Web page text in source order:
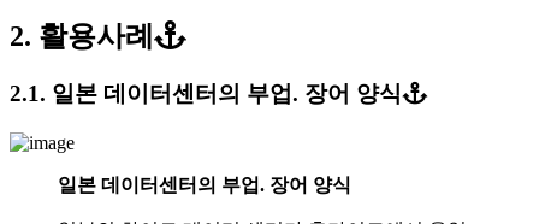
2. 활용사례
2.1. 일본 데이터센터의 부업. 장어 양식
일본 데이터센터의 부업. 장어 양식